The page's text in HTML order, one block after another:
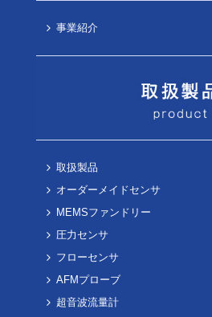
事業紹介
取扱製品
オーダーメイドセンサ
MEMSファンドリー
圧力センサ
フローセンサ
AFMプローブ
超音波流量計